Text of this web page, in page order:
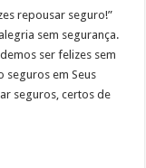
repousar seguro!”
sem segurança.
ser felizes sem
seguros em Seus
seguros, certos de